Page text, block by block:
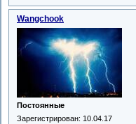
Wangchook
Постоянные
Зарегистрирован: 10.04.17